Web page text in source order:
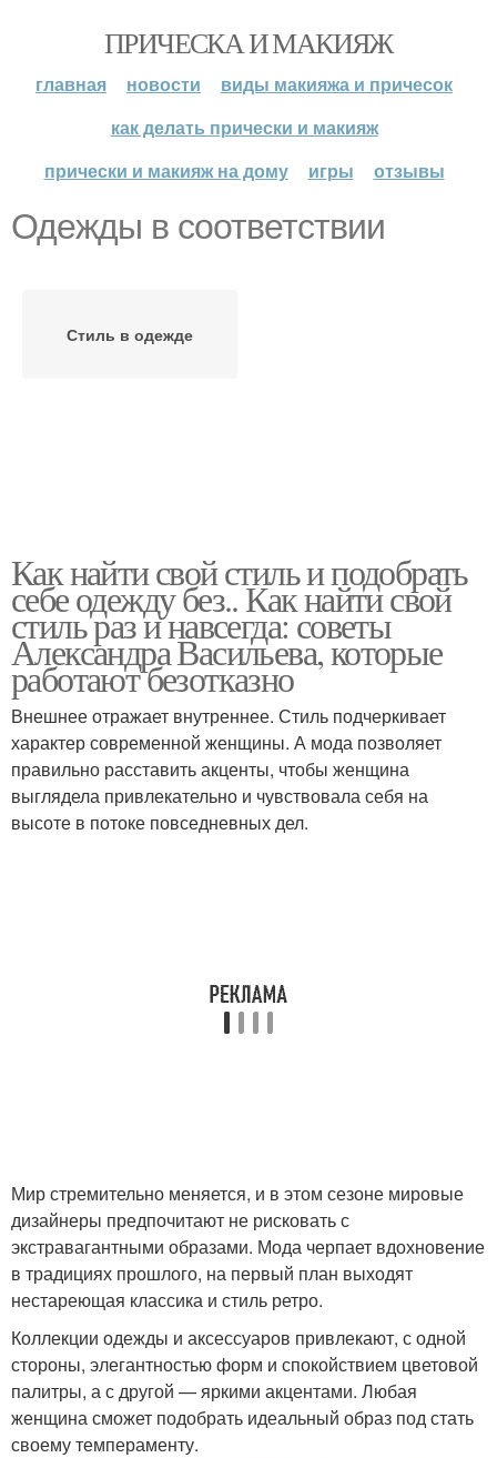
ПРИЧЕСКА И МАКИЯЖ
главная новости
виды макияжа и причесок
как делать прически и макияж
прически и макияж на дому
игры отзывы
Одежды в соответствии
Стиль в одежде
Как найти свой стиль и подобрать
себе одежду без.. Как найти свой
стиль раз и навсегда: советы
Александра Васильева, которые
работают безотказно
Внешнее отражает внутреннее. Стиль подчеркивает
характер современной женщины. А мода позволяет
правильно расставить акценты, чтобы женщина
выглядела привлекательно и чувствовала себя на
высоте в потоке повседневных дел.
Мир стремительно меняется, и в этом сезоне мировые
дизайнеры предпочитают не рисковать с
экстравагантными образами. Мода черпает вдохновение
в традициях прошлого, на первый план выходят
нестареющая классика и стиль ретро.
Коллекции одежды и аксессуаров привлекают, с одной
стороны, элегантностью форм и спокойствием цветовой
палитры, а с другой — яркими акцентами. Любая
женщина сможет подобрать идеальный образ под стать
своему темпераменту.